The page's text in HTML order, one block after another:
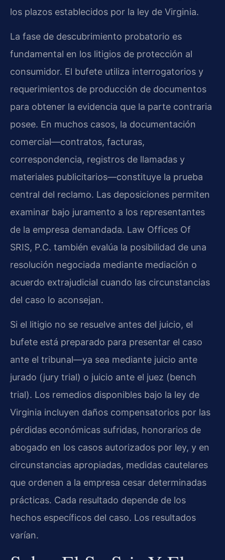
los plazos establecidos por la ley de Virginia.
La fase de descubrimiento probatorio es
fundamental en los litigios de protección al
consumidor. El bufete utiliza interrogatorios y
requerimientos de producción de documentos
para obtener la evidencia que la parte contraria
posee. En muchos casos, la documentación
comercial—contratos, facturas,
correspondencia, registros de llamadas y
materiales publicitarios—constituye la prueba
central del reclamo. Las deposiciones permiten
examinar bajo juramento a los representantes
de la empresa demandada. Law Offices Of
SRIS, P.C. también evalúa la posibilidad de una
resolución negociada mediante mediación o
acuerdo extrajudicial cuando las circunstancias
del caso lo aconsejan.
Si el litigio no se resuelve antes del juicio, el
bufete está preparado para presentar el caso
ante el tribunal—ya sea mediante juicio ante
jurado (jury trial) o juicio ante el juez (bench
trial). Los remedios disponibles bajo la ley de
Virginia incluyen daños compensatorios por las
pérdidas económicas sufridas, honorarios de
abogado en los casos autorizados por ley, y en
circunstancias apropiadas, medidas cautelares
que ordenen a la empresa cesar determinadas
prácticas. Cada resultado depende de los
hechos específicos del caso. Los resultados
varían.